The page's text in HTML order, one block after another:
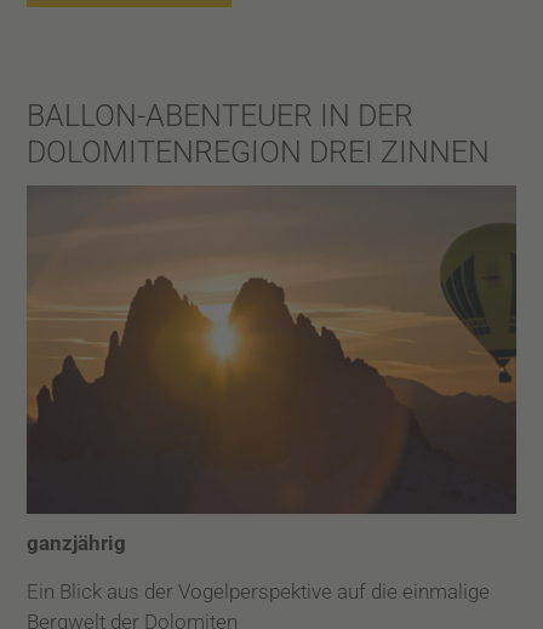
BALLON-ABENTEUER IN DER
DOLOMITENREGION DREI ZINNEN
ganzjährig
Ein Blick aus der Vogelperspektive auf die einmalige
Bergwelt der Dolomiten